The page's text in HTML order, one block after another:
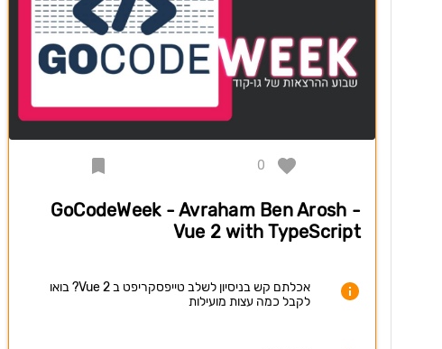
0
GoCodeWeek - Avraham Ben Arosh -
Vue 2 with TypeScript
אכלתם קש בניסיון לשלב טייפסקריפט ב Vue 2? בואו
לקבל כמה עצות מועילות